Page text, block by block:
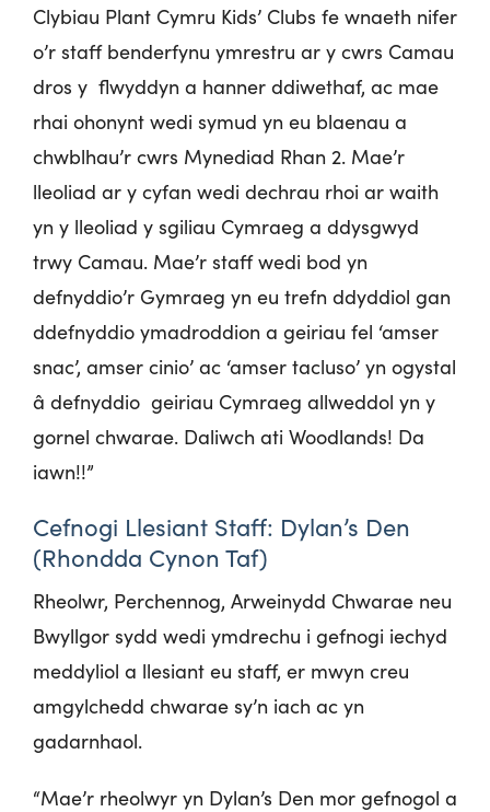
Clybiau Plant Cymru Kids’ Clubs fe wnaeth nifer
o’r staff benderfynu ymrestru ar y cwrs Camau
dros y flwyddyn a hanner ddiwethaf, ac mae
rhai ohonynt wedi symud yn eu blaenau a
chwblhau’r cwrs Mynediad Rhan 2. Mae’r
lleoliad ar y cyfan wedi dechrau rhoi ar waith
yn y lleoliad y sgiliau Cymraeg a ddysgwyd
trwy Camau. Mae’r staff wedi bod yn
defnyddio’r Gymraeg yn eu trefn ddyddiol gan
ddefnyddio ymadroddion a geiriau fel ‘amser
snac’, amser cinio’ ac ‘amser tacluso’ yn ogystal
â defnyddio geiriau Cymraeg allweddol yn y
gornel chwarae. Daliwch ati Woodlands! Da
iawn!!”
Cefnogi Llesiant Staff: Dylan’s Den
(Rhondda Cynon Taf)
Rheolwr, Perchennog, Arweinydd Chwarae neu
Bwyllgor sydd wedi ymdrechu i gefnogi iechyd
meddyliol a llesiant eu staff, er mwyn creu
amgylchedd chwarae sy’n iach ac yn
gadarnhaol.
“Mae’r rheolwyr yn Dylan’s Den mor gefnogol a